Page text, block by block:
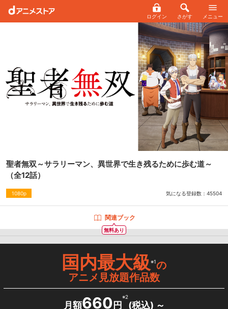
ログイン さがす メニュー
聖者無双～サラリーマン、異世界で生き残るために歩む道～
（全12話）
1080p 気になる登録数： 45504
無料あり
関連ブック
国内最大級※1の
アニメ見放題作品数
月額660 円
※2
(税込) ～